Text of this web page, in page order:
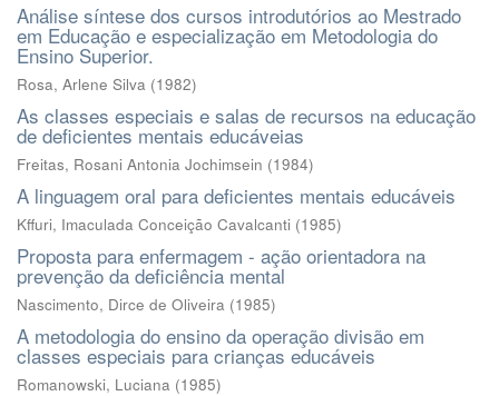
Análise síntese dos cursos introdutórios ao Mestrado
em Educação e especialização em Metodologia do
Ensino Superior.
Rosa, Arlene Silva (1982)
As classes especiais e salas de recursos na educação
de deficientes mentais educáveias
Freitas, Rosani Antonia Jochimsein (1984)
A linguagem oral para deficientes mentais educáveis
Kffuri, Imaculada Conceição Cavalcanti (1985)
Proposta para enfermagem - ação orientadora na
prevenção da deficiência mental
Nascimento, Dirce de Oliveira (1985)
A metodologia do ensino da operação divisão em
classes especiais para crianças educáveis
Romanowski, Luciana (1985)